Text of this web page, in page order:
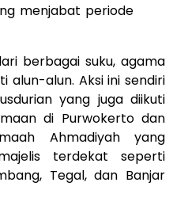
menjabat periode
berbagai suku, agama
alun-alun. Aksi ini sendiri
yang juga diikuti
di Purwokerto dan
Ahmadiyah yang
terdekat seperti
Tegal, dan Banjar